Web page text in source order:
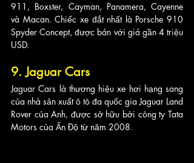
911, Boxster, Cayman, Panamera, Cayenne
và Macan. Chiếc xe đắt nhất là Porsche 910
Spyder Concept, được bán với giá gần 4 triệu
USD.
9. Jaguar Cars
Jaguar Cars là thương hiệu xe hơi hạng sang
của nhà sản xuất ô tô đa quốc gia Jaguar Land
Rover của Anh, được sở hữu bởi công ty Tata
Motors của Ấn Độ từ năm 2008.